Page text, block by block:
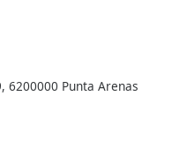
6200000 Punta Arenas